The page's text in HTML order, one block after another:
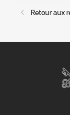
Retour aux